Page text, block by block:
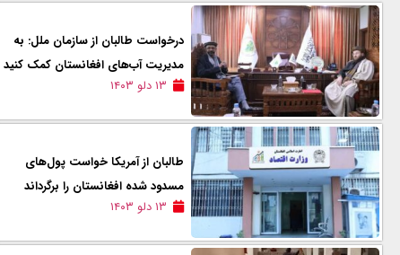
درخواست طالبان از سازمان ملل: به
مدیریت آب‌های افغانستان کمک کنید
۱۳ دلو ۱۴۰۳
طالبان از آمریکا خواست پول‌های
مسدود شده افغانستان را برگرداند
۱۳ دلو ۱۴۰۳